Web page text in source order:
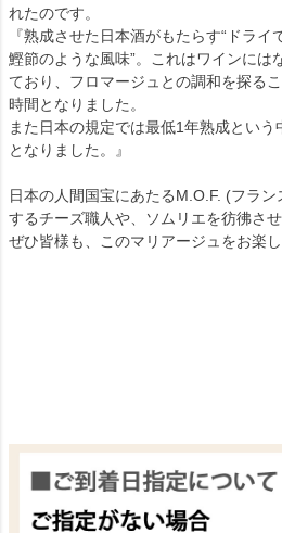
れたのです。
『熟成させた日本酒がもたらす“ドライ
鰹節のような風味”。これはワインには
ており、フロマージュとの調和を探る
時間となりました。
また日本の規定では最低1年熟成とい
となりました。』
日本の人間国宝にあたるM.O.F. (フラ
するチーズ職人や、ソムリエを彷彿させ
ぜひ皆様も、このマリアージュをお楽し